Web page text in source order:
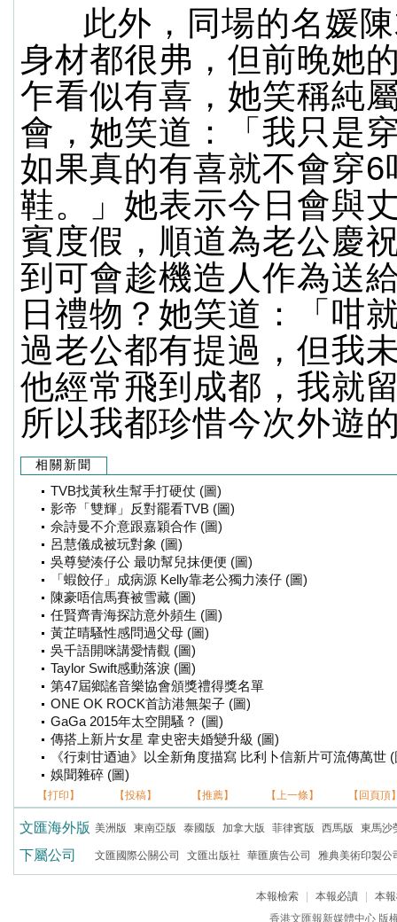
此外，同場的名媛
身材都很弗，但前晚她
乍看似有喜，她笑稱純
會，她笑道：「我只是
如果真的有喜就不會穿6
鞋。」她表示今日會與
賓度假，順道為老公慶
到可會趁機造人作為送
日禮物？她笑道：「咁
過老公都有提過，但我
他經常飛到成都，我就
所以我都珍惜今次外遊
相關新聞
TVB找黃秋生幫手打硬仗 (圖)
影帝「雙輝」反對罷看TVB (圖)
佘詩曼不介意跟嘉穎合作 (圖)
呂慧儀成被玩對象 (圖)
吳尊變湊仔公 最叻幫兒抹便便 (圖)
「蝦餃仔」成病源 Kelly靠老公獨力湊仔 (圖)
陳豪唔信馬賽被雪藏 (圖)
任賢齊青海探訪意外頻生 (圖)
黃芷晴騷性感問過父母 (圖)
吳千語開咪講愛情觀 (圖)
Taylor Swift感動落淚 (圖)
第47屆鄉謠音樂協會頒獎禮得獎名單
ONE OK ROCK首訪港無架子 (圖)
GaGa 2015年太空開騷？ (圖)
傳搭上新片女星 韋史密夫婚變升級 (圖)
《行刺甘迺迪》以全新角度描寫 比利卜信新片可流傳萬世 (
娛聞雜碎 (圖)
【打印】 【投稿】 【推薦】 【上一條】 【回頁頂
文匯海外版 美洲版 東南亞版 泰國版 加拿大版 菲律賓版 西馬版 東馬沙
下屬公司 文匯國際公關公司 文匯出版社 華匯廣告公司 雅典美術印製公
本報檢索 本報必讀
本
香港文匯報新媒體中心 版